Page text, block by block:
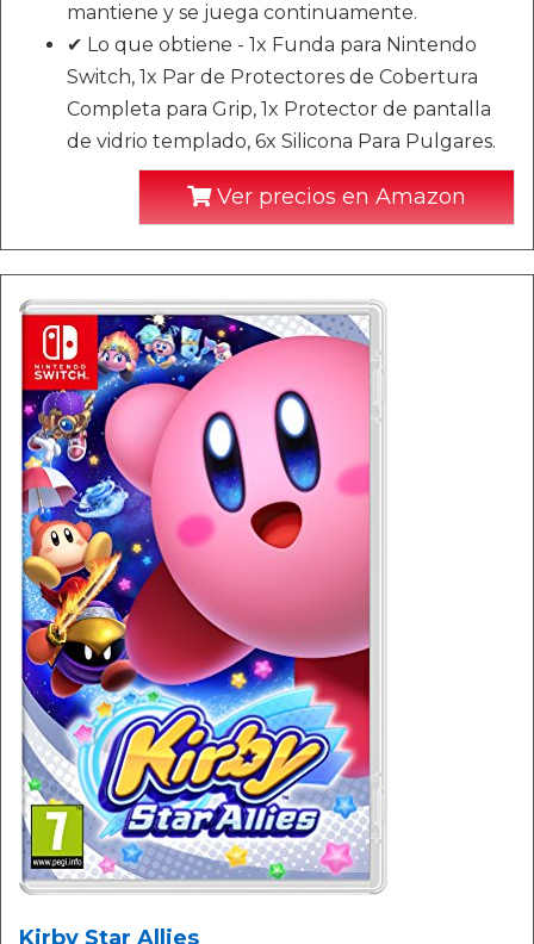
mantiene y se juega continuamente.
✔ Lo que obtiene - 1x Funda para Nintendo
Switch, 1x Par de Protectores de Cobertura
Completa para Grip, 1x Protector de pantalla
de vidrio templado, 6x Silicona Para Pulgares.
Ver precios en Amazon
Kirby Star Allies